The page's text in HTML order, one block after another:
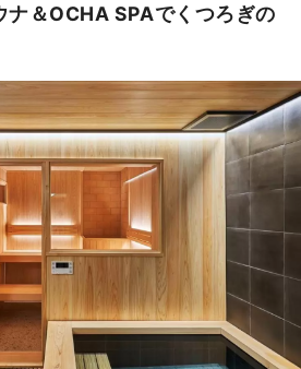
ナ＆OCHA SPAでくつろぎの